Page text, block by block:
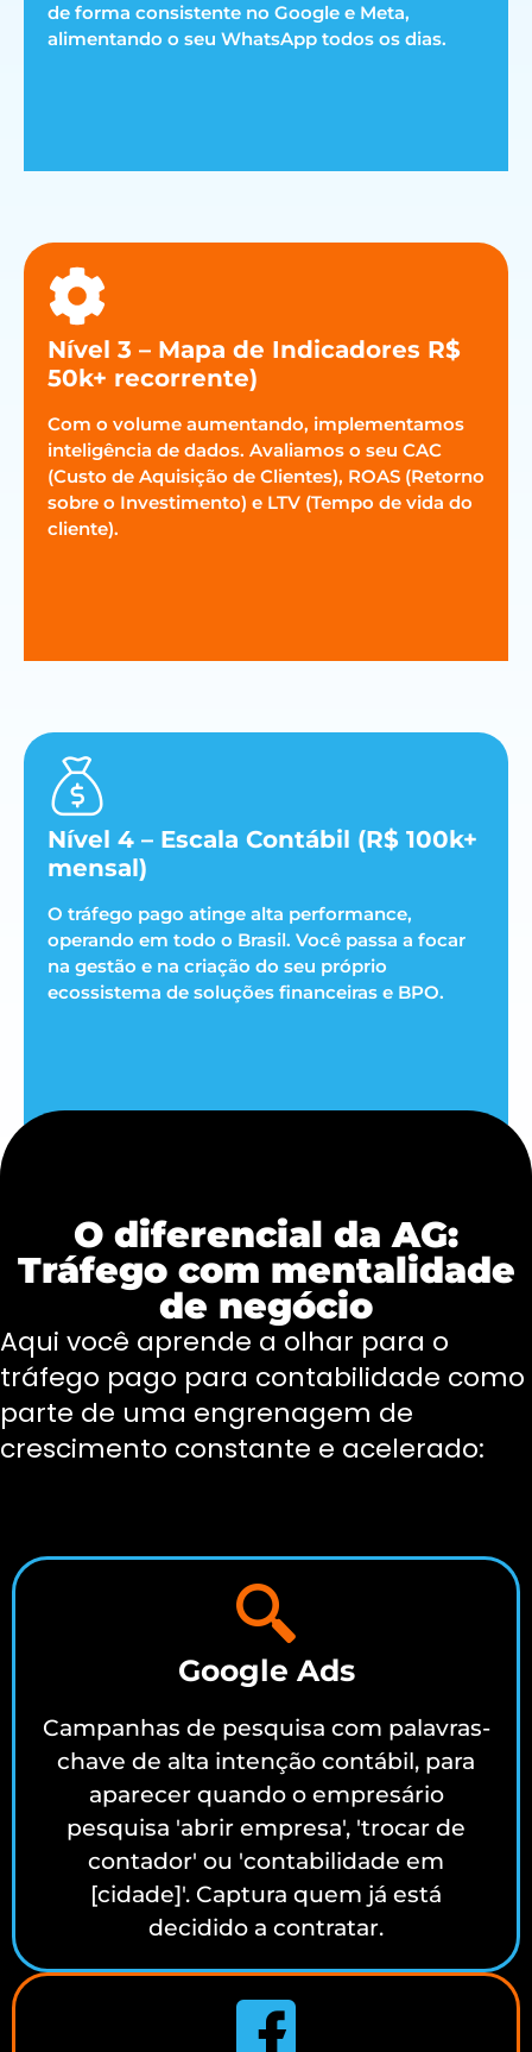
de forma consistente no Google e Meta,
alimentando o seu WhatsApp todos os dias.
Nível 3 – Mapa de Indicadores R$
50k+ recorrente)
Com o volume aumentando, implementamos
inteligência de dados. Avaliamos o seu CAC
(Custo de Aquisição de Clientes), ROAS (Retorno
sobre o Investimento) e LTV (Tempo de vida do
cliente).
Nível 4 – Escala Contábil (R$ 100k+
mensal)
O tráfego pago atinge alta performance,
operando em todo o Brasil. Você passa a focar
na gestão e na criação do seu próprio
ecossistema de soluções financeiras e BPO.
O diferencial da AG:
Tráfego com mentalidade
de negócio
Aqui você aprende a olhar para o
tráfego pago para contabilidade como
parte de uma engrenagem de
crescimento constante e acelerado:
Google Ads
Campanhas de pesquisa com palavras-
chave de alta intenção contábil, para
aparecer quando o empresário
pesquisa 'abrir empresa', 'trocar de
contador' ou 'contabilidade em
[cidade]'. Captura quem já está
decidido a contratar.